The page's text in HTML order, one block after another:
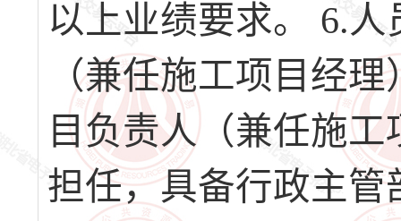
以上业绩要求。 6.
（兼任施工项目经
目负责人（兼任施
担任，具备行政主